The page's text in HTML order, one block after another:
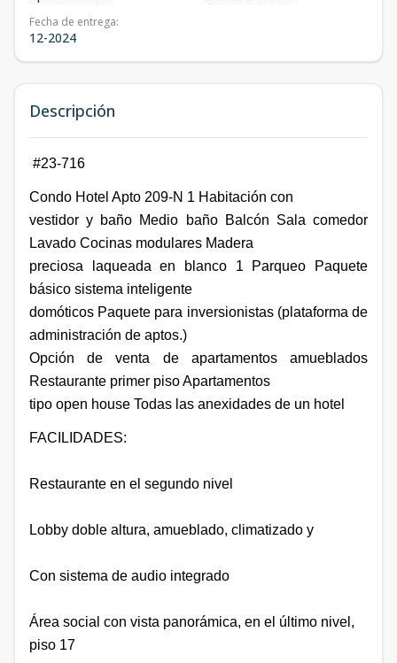
Fecha de entrega:
12-2024
Descripción
#23-716
Condo Hotel Apto 209-N 1 Habitación con
vestidor y baño Medio baño Balcón Sala comedor
Lavado Cocinas modulares Madera
preciosa laqueada en blanco 1 Parqueo Paquete
básico sistema inteligente
domóticos Paquete para inversionistas (plataforma de
administración de aptos.)
Opción de venta de apartamentos amueblados
Restaurante primer piso Apartamentos
tipo open house Todas las anexidades de un hotel
FACILIDADES:
Restaurante en el segundo nivel
Lobby doble altura, amueblado, climatizado y
Con sistema de audio integrado
Área social con vista panorámica, en el último nivel,
piso 17